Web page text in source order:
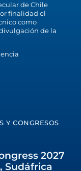
de Chile
finalidad el
como
de la
Y CONGRESOS
2027
Sudáfrica